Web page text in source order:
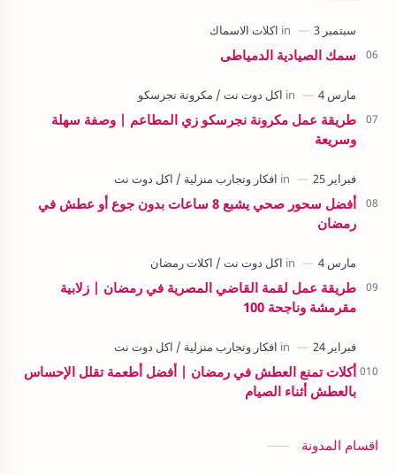
سمك الصيادية الدمياطى
طريقة عمل مكرونة نجرسكو زي المطاعم | وصفة سهلة
وسريعة
أفضل سحور صحي يشبع 8 ساعات بدون جوع أو عطش في
رمضان
طريقة عمل لقمة القاضي المصرية في رمضان | زلابية
مقرمشة وناجحة 100
أكلات تمنع العطش في رمضان | أفضل أطعمة تقلل الإحساس
بالعطش أثناء الصيام
اقسام المدونة